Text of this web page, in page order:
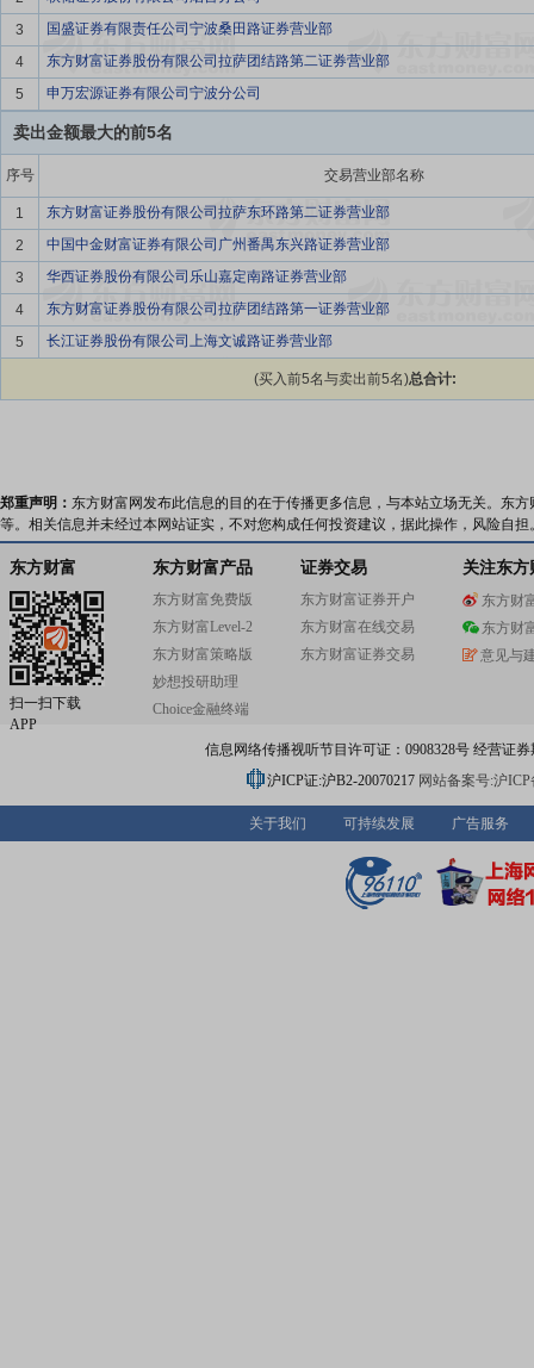
3
国盛证券有限责任公司宁波桑田路证券营业部
4
东方财富证券股份有限公司拉萨团结路第二证券营业部
5
申万宏源证券有限公司宁波分公司
卖出金额最大的前5名
序号 交易营业部名称
1
东方财富证券股份有限公司拉萨东环路第二证券营业部
2
中国中金财富证券有限公司广州番禺东兴路证券营业部
3
华西证券股份有限公司乐山嘉定南路证券营业部
4
东方财富证券股份有限公司拉萨团结路第一证券营业部
5
长江证券股份有限公司上海文诚路证券营业部
(买入前5名与卖出前5名)总合计:
郑重声明： 东方财富网发布此信息的目的在于传播更多信息，与本站立场无关。东
等。相关信息并未经过本网站证实，不对您构成任何投资建议，据此操作，风险自担